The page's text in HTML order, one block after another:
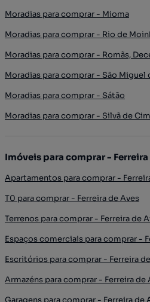
Moradias para comprar - Mioma
Moradias para comprar - Rio de
Moradias para comprar - Romãs,
Moradias para comprar - São Miguel
Moradias para comprar - Sátão
Moradias para comprar - Silvã de
Imóveis para comprar - Ferreira
Apartamentos para comprar -
T0 para comprar - Ferreira de Aves
Terrenos para comprar - Ferreira de
Espaços comerciais para comprar -
Escritórios para comprar - Ferreira
Armazéns para comprar - Ferreira de